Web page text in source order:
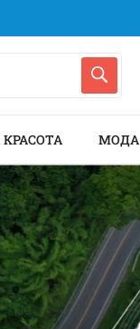
КРАСОТА МОДА